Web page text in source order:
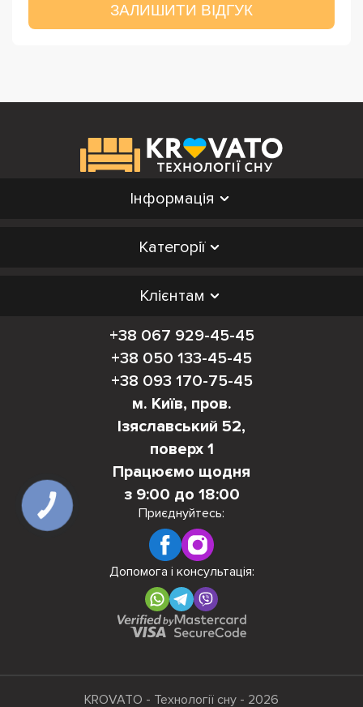
ЗАЛИШИТИ ВІДГУК
Інформація
Категорії
Клієнтам
+38 067 929-45-45
+38 050 133-45-45
+38 093 170-75-45
м. Київ, пров.
Ізяславський 52,
поверх 1
Працюємо щодня
з 9:00 до 18:00
Приєднуйтесь:
Допомога і консультація:
KROVATO - Технології сну - 2026
КНОПКА
ЗВ'ЯЗКУ